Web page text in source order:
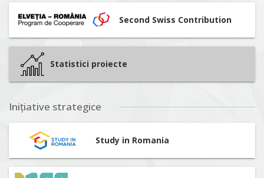
Second Swiss Contribution
Statistici proiecte
Inițiative strategice
Study in Romania